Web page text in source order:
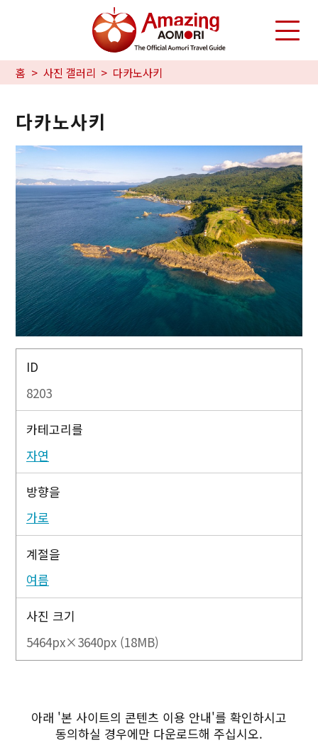
홈 사진 갤러리 다카노사키
다카노사키
ID
8203
카테고리를
자연
방향을
가로
계절을
여름
사진 크기
5464px×3640px (18MB)
아래 '본 사이트의 콘텐츠 이용 안내'를 확인하시고
동의하실 경우에만 다운로드해 주십시오.